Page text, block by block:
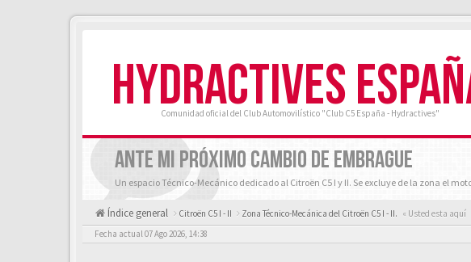
HYDRACTIVES
Comunidad oficial del Club Automovilístico "Club C5 España - Hydractives"
ANTE MI PRÓXIMO CAMBIO DE EMBRAGUE
Un espacio Técnico-Mecánico dedicado al Citroën C5 I y II. Se excluye de la zona el
Índice general Citroën C5 I - II Zona Técnico-Mecánica del Citroën C5 I - II. « Usted esta aquí
Fecha actual 07 Ago 2026, 14:38